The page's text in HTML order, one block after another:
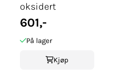
oksidert
601,-
På lager
Kjøp